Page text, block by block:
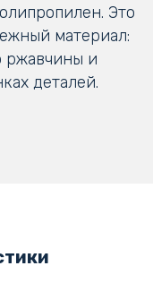
Это
материал:
ржавчины и
деталей.